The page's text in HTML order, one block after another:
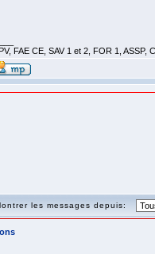
FAE CE, SAV 1 et 2, FOR 1, ASSP,
les messages depuis: